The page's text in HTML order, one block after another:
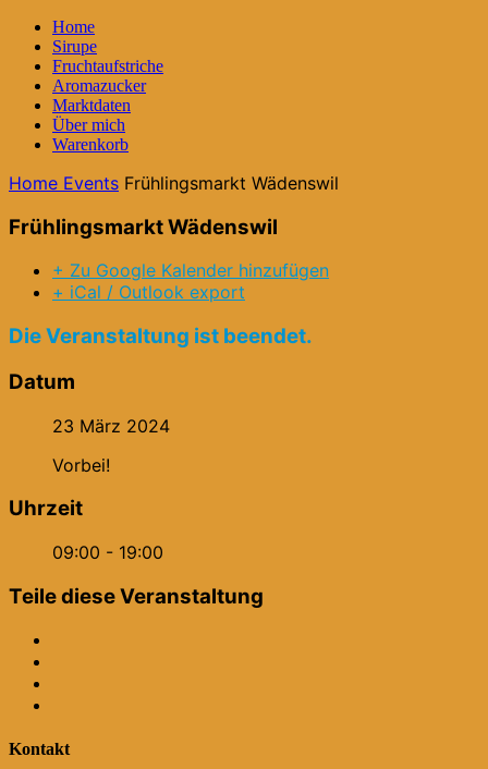
Home
Sirupe
Fruchtaufstriche
Aromazucker
Marktdaten
Über mich
Warenkorb
Home Events Frühlingsmarkt Wädenswil
Frühlingsmarkt Wädenswil
+ Zu Google Kalender hinzufügen
+ iCal / Outlook export
Die Veranstaltung ist beendet.
Datum
23 März 2024
Vorbei!
Uhrzeit
09:00 - 19:00
Teile diese Veranstaltung
Kontakt